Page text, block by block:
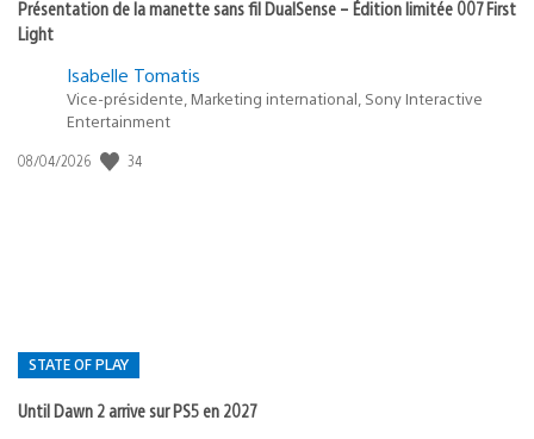
Présentation de la manette sans fil DualSense – Édition limitée 007 First
Light
Isabelle Tomatis
Vice-présidente, Marketing international, Sony Interactive
Entertainment
Date
08/04/2026 34
STATE OF PLAY
Until Dawn 2 arrive sur PS5 en 2027